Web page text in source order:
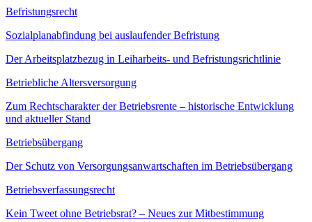
Befristungsrecht
Sozialplanabfindung bei auslaufender Befristung
Der Arbeitsplatzbezug in Leiharbeits- und Befristungsrichtlinie
Betriebliche Altersversorgung
Zum Rechtscharakter der Betriebsrente – historische Entwicklung
und aktueller Stand
Betriebsübergang
Der Schutz von Versorgungsanwartschaften im Betriebsübergang
Betriebsverfassungsrecht
Kein Tweet ohne Betriebsrat? – Neues zur Mitbestimmung